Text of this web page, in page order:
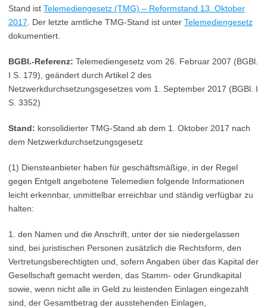
Stand ist Telemediengesetz (TMG) – Reformstand 13. Oktober
2017 . Der letzte amtliche TMG-Stand ist unter Telemediengesetz
dokumentiert.
BGBl.-Referenz: Telemediengesetz vom 26. Februar 2007 (BGBl.
I S. 179), geändert durch Artikel 2 des
Netzwerkdurchsetzungsgesetzes vom 1. September 2017 (BGBl. I
S. 3352)
Stand: konsolidierter TMG-Stand ab dem 1. Oktober 2017 nach
dem Netzwerkdurchsetzungsgesetz
(1) Diensteanbieter haben für geschäftsmäßige, in der Regel
gegen Entgelt angebotene Telemedien folgende Informationen
leicht erkennbar, unmittelbar erreichbar und ständig verfügbar zu
halten:
1. den Namen und die Anschrift, unter der sie niedergelassen
sind, bei juristischen Personen zusätzlich die Rechtsform, den
Vertretungsberechtigten und, sofern Angaben über das Kapital der
Gesellschaft gemacht werden, das Stamm- oder Grundkapital
sowie, wenn nicht alle in Geld zu leistenden Einlagen eingezahlt
sind, der Gesamtbetrag der ausstehenden Einlagen,